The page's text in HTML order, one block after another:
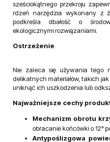
sześciokątnego przekroju
rdzeń narzędzia wykonany z
podkreśla dbałość o
ekologicznymi rozwiązaniami.
Ostrzeżenie
Nie zaleca się używania tego
delikatnych materiałów, takich
uniknąć ich uszkodzenia lub
Najważniejsze cechy
Mechanizm obrotu
obracanie końcówki o 12°
Antypoślizgowa